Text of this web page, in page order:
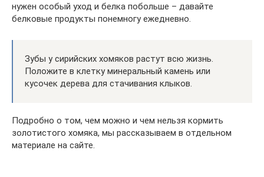
нужен особый уход и белка побольше – давайте
белковые продукты понемногу ежедневно.
Зубы у сирийских хомяков растут всю жизнь.
Положите в клетку минеральный камень или
кусочек дерева для стачивания клыков.
Подробно о том, чем можно и чем нельзя кормить
золотистого хомяка, мы рассказываем в отдельном
материале на сайте.